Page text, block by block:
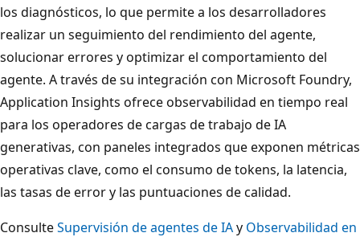
los diagnósticos, lo que permite a los desarrolladores
realizar un seguimiento del rendimiento del agente,
solucionar errores y optimizar el comportamiento del
agente. A través de su integración con Microsoft Foundry,
Application Insights ofrece observabilidad en tiempo real
para los operadores de cargas de trabajo de IA
generativas, con paneles integrados que exponen métricas
operativas clave, como el consumo de tokens, la latencia,
las tasas de error y las puntuaciones de calidad.
ConsulteSupervisión de agentes de IAy Observabilidad en